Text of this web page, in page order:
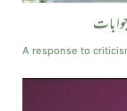
A response to